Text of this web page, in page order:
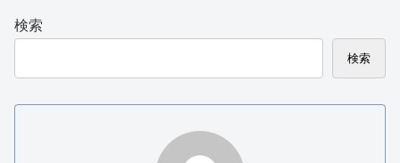
検索
検索